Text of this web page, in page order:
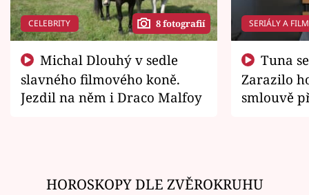
CELEBRITY 8 fotografií
slavného filmového koně.
Jezdil na něm i Draco Malfoy
SERIÁLY A
Zarazilo
smlouvě
HOROSKOPY DLE ZVĚROKRUHU